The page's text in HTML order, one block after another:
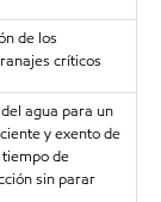
de los
críticos
agua para un
y exento de
de
sin parar